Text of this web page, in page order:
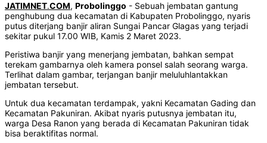
JATIMNET.COM, Probolinggo - Sebuah jembatan gantung
penghubung dua kecamatan di Kabupaten Probolinggo, nyaris
putus diterjang banjir aliran Sungai Pancar Glagas yang terjadi
sekitar pukul 17.00 WIB, Kamis 2 Maret 2023.
Peristiwa banjir yang menerjang jembatan, bahkan sempat
terekam gambarnya oleh kamera ponsel salah seorang warga.
Terlihat dalam gambar, terjangan banjir meluluhlantakkan
jembatan tersebut.
Untuk dua kecamatan terdampak, yakni Kecamatan Gading dan
Kecamatan Pakuniran. Akibat nyaris putusnya jembatan itu,
warga Desa Ranon yang berada di Kecamatan Pakuniran tidak
bisa beraktifitas normal.